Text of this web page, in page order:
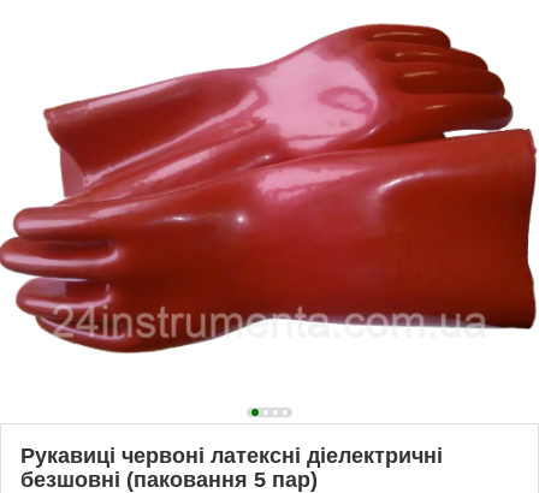
Рукавиці червоні латексні діелектричні
безшовні (паковання 5 пар)